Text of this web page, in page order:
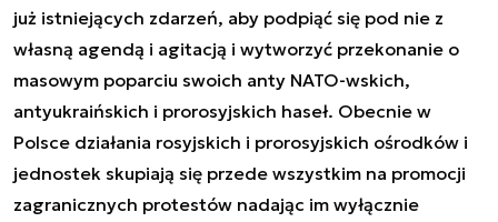
już istniejących zdarzeń, aby podpiąć się pod nie z
własną agendą i agitacją i wytworzyć przekonanie o
masowym poparciu swoich anty NATO-wskich,
antyukraińskich i prorosyjskich haseł. Obecnie w
Polsce działania rosyjskich i prorosyjskich ośrodków i
jednostek skupiają się przede wszystkim na promocji
zagranicznych protestów nadając im wyłącznie